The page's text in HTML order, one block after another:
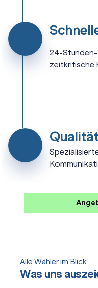
24-Stunden-
zeitkritische
Alle Wähler im Blick
Was uns